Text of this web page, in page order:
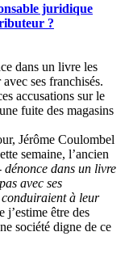
juridique
?
dans un livre les
ses franchisés.
accusations sur le
fuite des magasins
Jérôme Coulombel
semaine, l’ancien
dénonce dans un livre
avec ses
conduiraient à leur
j’estime être des
société digne de ce